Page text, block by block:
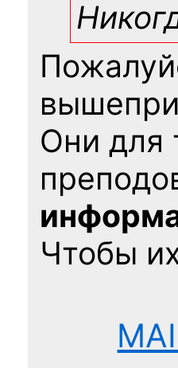
Они для
Чтобы